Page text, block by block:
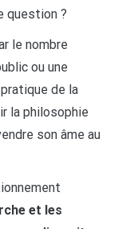
question ?
le nombre
ou une
de la
la philosophie
son âme au
et les